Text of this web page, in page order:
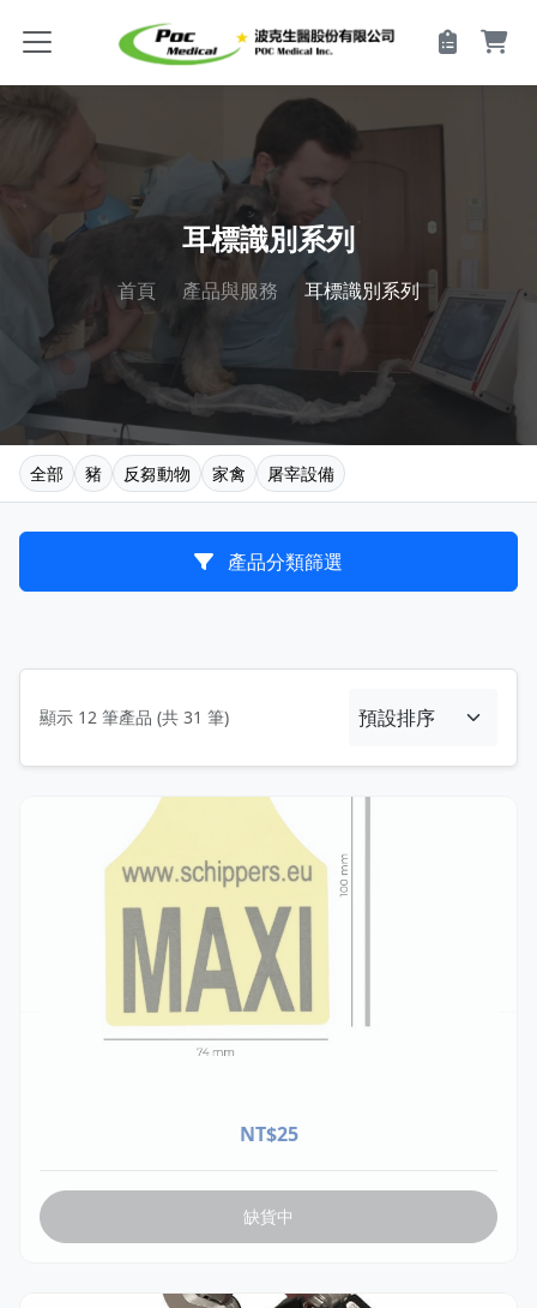
耳標識別系列
首頁 產品與服務 耳標識別系列
全部 豬 反芻動物 家禽 屠宰設備
產品分類篩選
顯示 12 筆產品 (共 31 筆)
MSTA117.02.1
NT$25
缺貨中